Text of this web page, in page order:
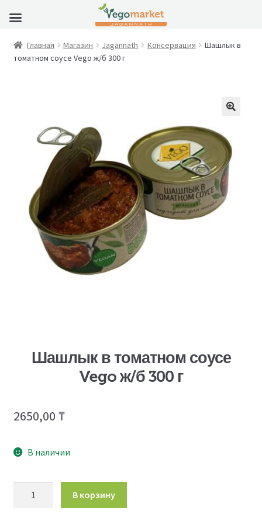
Главная Магазин Jagannath Консервация
Шашлык в
томатном соусе Vego ж/б 300 г
Шашлык в томатном соусе
Vego ж/б 300 г
2650,00 ₸
В наличии
В корзину